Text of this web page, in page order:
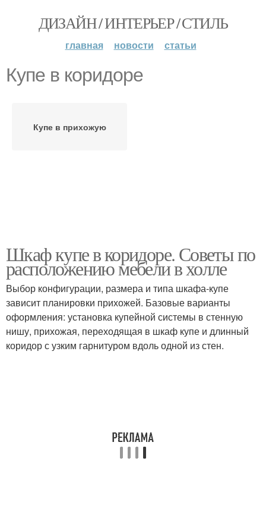
ДИЗАЙН / ИНТЕРЬЕР / СТИЛЬ
главная новости статьи
Купе в коридоре
Купе в прихожую
Шкаф купе в коридоре. Советы по
расположению мебели в холле
Выбор конфигурации, размера и типа шкафа-купе
зависит планировки прихожей. Базовые варианты
оформления: установка купейной системы в стенную
нишу, прихожая, переходящая в шкаф купе и длинный
коридор с узким гарнитуром вдоль одной из стен.